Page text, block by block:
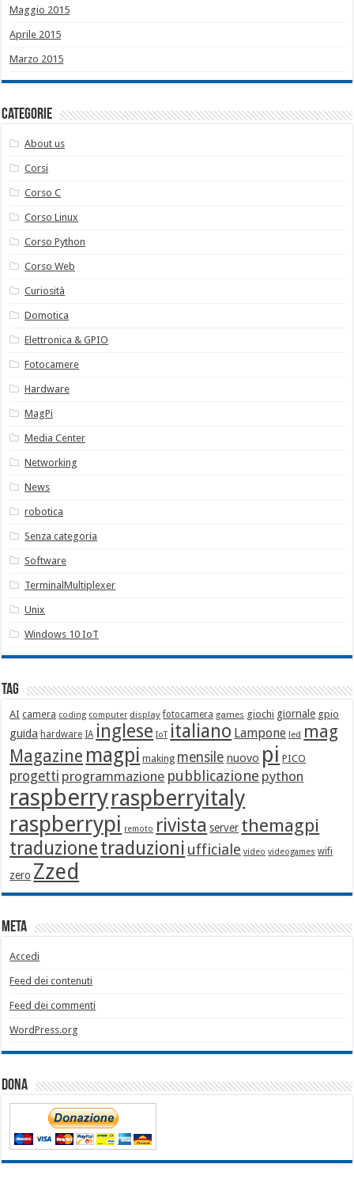
Maggio 2015
Aprile 2015
Marzo 2015
Categorie
About us
Corsi
Corso C
Corso Linux
Corso Python
Corso Web
Curiosità
Domotica
Elettronica & GPIO
Fotocamere
Hardware
MagPi
Media Center
Networking
News
robotica
Senza categoria
Software
TerminalMultiplexer
Unix
Windows 10 IoT
Tag
AI camera coding computer display fotocamera games giochi giornale gpio
guida hardware IA inglese IoT italiano Lampone led mag
Magazine magpi making mensile nuovo pi PICO
progetti programmazione pubblicazione python
raspberryraspberryitaly
raspberrypi remoto rivista server themagpi
traduzionetraduzioni ufficiale video videogames wifi
zero Zzed
Meta
Accedi
Feed dei contenuti
Feed dei commenti
WordPress.org
Dona